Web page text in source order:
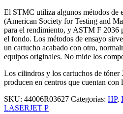
El STMC utiliza algunos métodos de
(American Society for Testing and
para el rendimiento, y ASTM F 2036
el fondo. Los métodos de ensayo
un cartucho acabado con otro,
equipos originales. No mide los
Los cilindros y los cartuchos de
producen en centros que cuentan
SKU: 44006R03627 Categorías: HP,
LASERJET P